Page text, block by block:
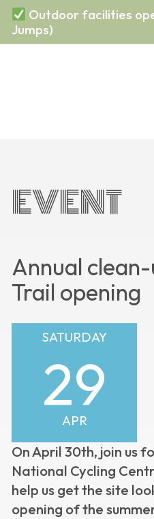
Outdoor facilities
Jumps)
EVENT
Annual
Trail opening
SATURDAY
29
APR
On April 30th, join us
National Cycling
help us get the site
opening of the